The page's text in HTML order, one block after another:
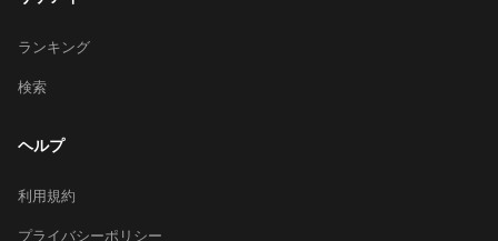
ランキング
検索
ヘルプ
利用規約
プライバシーポリシー